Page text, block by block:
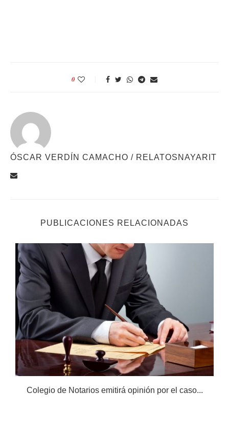
0
ÓSCAR VERDÍN CAMACHO / RELATOSNAYARIT
PUBLICACIONES RELACIONADAS
Colegio de Notarios emitirá opinión por el caso...